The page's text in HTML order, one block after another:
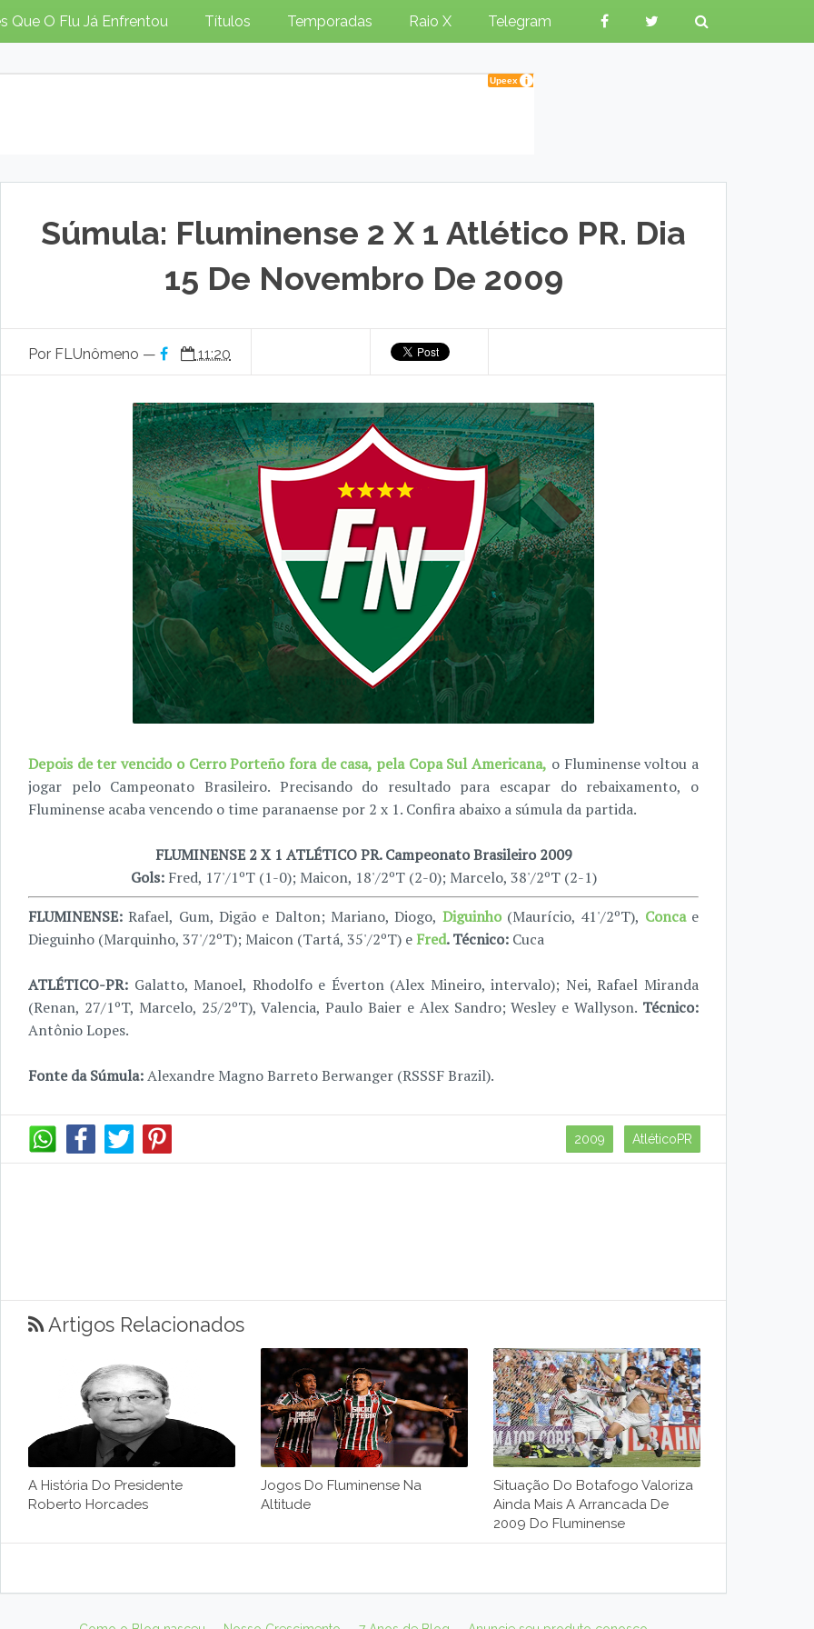
Que O Flu Já Enfrentou Títulos Temporadas Raio X Telegram
Súmula: Fluminense 2 X 1 Atlético PR. Dia
15 De Novembro De 2009
Por FLUnômeno — 11:20
Depois de ter vencido o Cerro Porteño fora de casa, pela Copa Sul Americana, o Fluminense voltou a
jogar pelo Campeonato Brasileiro. Precisando do resultado para escapar do rebaixamento, o
Fluminense acaba vencendo o time paranaense por 2 x 1. Confira abaixo a súmula da partida.
FLUMINENSE 2 X 1 ATLÉTICO PR. Campeonato Brasileiro 2009
Gols:Fred, 17'/1ºT (1-0); Maicon, 18'/2ºT (2-0); Marcelo, 38'/2ºT (2-1)
FLUMINENSE: Rafael, Gum, Digão e Dalton; Mariano, Diogo, Diguinho(Maurício, 41'/2ºT), Concae
Dieguinho (Marquinho, 37'/2ºT); Maicon (Tartá, 35'/2ºT) e Fred. Técnico: Cuca
ATLÉTICO-PR: Galatto, Manoel, Rhodolfo e Éverton (Alex Mineiro, intervalo); Nei, Rafael Miranda
(Renan, 27/1ºT, Marcelo, 25/2ºT), Valencia, Paulo Baier e Alex Sandro; Wesley e Wallyson. Técnico:
Antônio Lopes.
Fonte da Súmula:Alexandre Magno Barreto Berwanger (RSSSF Brazil).
2009 AtléticoPR
Artigos Relacionados
A História Do Presidente
Roberto Horcades
Jogos Do Fluminense Na
Altitude
Situação Do Botafogo Valoriza
Ainda Mais A Arrancada De
2009 Do Fluminense